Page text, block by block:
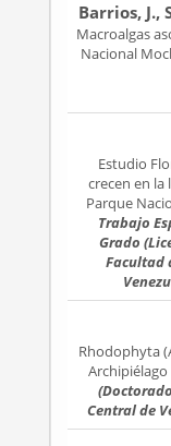
Barrios, J.,
Macroalgas
Nacional
Estudio
crecen en la
Parque
Trabajo
Grado
Facultad
Rhodophyta
Archipiélago
Central de